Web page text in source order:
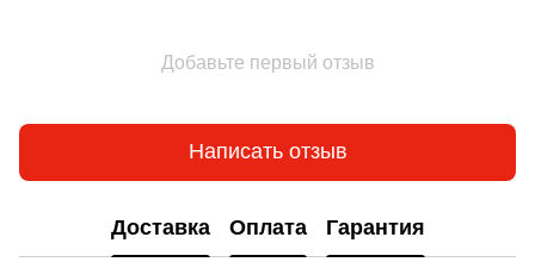
Добавьте первый отзыв
Написать отзыв
Доставка Оплата Гарантия